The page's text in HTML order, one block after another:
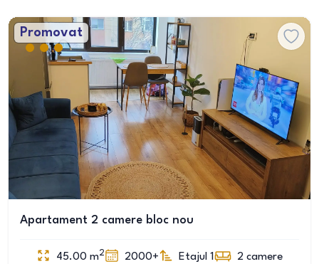
Promovat
Apartament 2 camere bloc nou
45.00 m2 2000+ Etajul 1 2 camere